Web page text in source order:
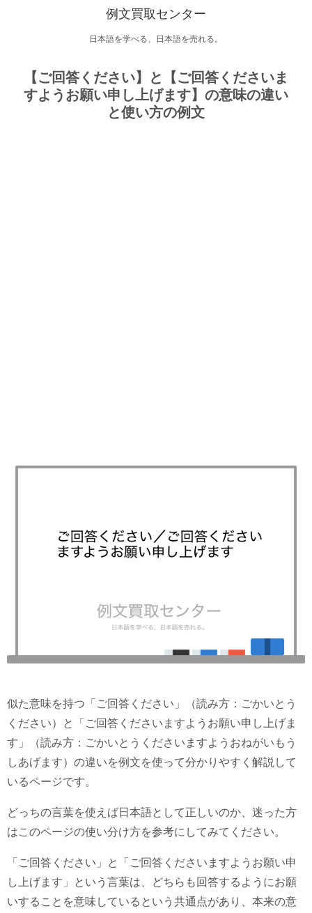
例文買取センター
日本語を学べる、日本語を売れる。
【ご回答ください】と【ご回答くださいま
すようお願い申し上げます】の意味の違い
と使い方の例文
似た意味を持つ「ご回答ください」（読み方：ごかいとう
ください）と「ご回答くださいますようお願い申し上げま
す」（読み方：ごかいとうくださいますようおねがいもう
しあげます）の違いを例文を使って分かりやすく解説して
いるページです。
どっちの言葉を使えば日本語として正しいのか、迷った方
はこのページの使い分け方を参考にしてみてください。
「ご回答ください」と「ご回答くださいますようお願い申
し上げます」という言葉は、どちらも回答するようにお願
いすることを意味しているという共通点があり、本来の意